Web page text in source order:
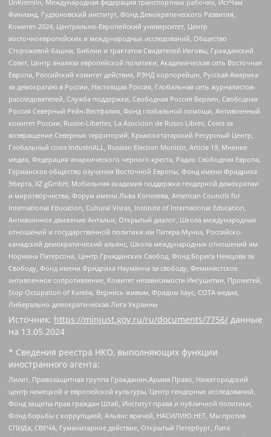
UnKremlin, Международная федерация транспортных рабочих, ИстЧам
Финланд, Гудзоновский институт, Фонд Демократического Развития,
Комитет-2024, Центрально-Европейский университет, Центр
восточноевропейских и международных исследований, Общество
Сторожевой башни, Библии и трактатов Свидетелей Иеговы, Гражданский
Совет, Центр анализа европейской политики, Академическая сеть Восточная
Европа, Российский комитет действия, РЭНД корпорейшн, Русская Америка
за демократию в России, Настоящая Россия, Глобальная сеть журналистов-
расследователей, Служба поддержки, Свободная Россия Берлин, Свободная
Россия Северный Рейн-Вестфалия, Фонд глобальной помощи, Антивоенный
комитет России, Russie-Libertes, La Asocicion de Rusos Libres, Союз за
возвращение Северных территорий, Крымскотатарский Ресурсный Центр,
Глобальный союз IndustriALL, Russian Election Monitor, Article 19, Мнение
медиа, Федерация анархического черного креста, Радио Свободная Европа,
Германское общество изучения Восточной Европы, Фонд имени Фридриха
Эберта, XZ gGmbH, Мобильная академия поддержки гендерной демократии
и миротворчества, Форум имени Льва Копелева, American Councils for
International Education, Cultural Vistas, Institute of International Education,
Антивоенное движение Антальи, Открытый диалог, Школа международных
отношений и государственной политики им Питера Мунка, Российско-
канадский демократический альянс, Школа международных отношений им
Нормана Патерсона, Центр Гражданских Свобод, Фонд Бориса Немцова за
Свободу, Фонд имени Фридриха Науманна за свободу, Феминистское
антивоенное сопротивление, Комитет независимости Ингушетии, Прометей,
Stop Occupation of Karelia, Вернись живым, Фридом Хаус, СОТА медиа,
Либерально-демократическая Лига Украины
Источник: https://minjust.gov.ru/ru/documents/7756/ данные
на 13.05.2024
* Сведения реестра НКО, выполняющих функции
иностранного агента:
Лилит, Правозащитная группа Гражданин.Армия.Право, Нижегородский
центр немецкой и европейской культуры, Центр гендерных исследований,
Фонд защиты прав граждан Штаб, Институт права и публичной политики,
Фонд борьбы с коррупцией, Альянс врачей, НАСИЛИЮ.НЕТ, Мы против
СПИДа, СВЕЧА, Гуманитарное действие, Открытый Петербург, Лига